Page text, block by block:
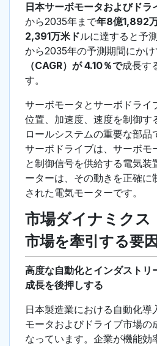
日本サーボモータおよびドラ
から2035年まで年8億1,892
2,391万米ドルに達すると予
から2035年の予測期間にか
（CAGR）が 4.10％で成長す
す。
サーボモータとサーボドライ
位置、加速度、速度を制御す
ロールシステムの重要な部品
サーボドライブは、サーボモ
と制御信号を供給する電気装
ーターは、その動きを正確に
された電気モーターです。
市場ダイナミクス
市場を牽引する要因
高度な自動化とインダスト
成長を後押しする
日本製造業における自動化導
モータおよびドライブ市場の
なっています。企業が機能効